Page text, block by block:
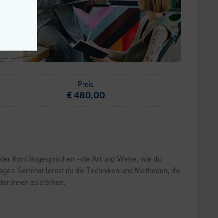
Preis
€ 480,00
Konfliktgesprächen - die Art und Weise, wie du
Seminar lernst du die Techniken und Methoden, die
zu stärken.